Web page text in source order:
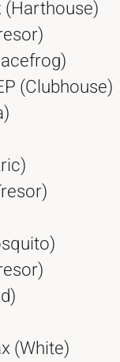
(Harthouse)
(Clubhouse)
(White)